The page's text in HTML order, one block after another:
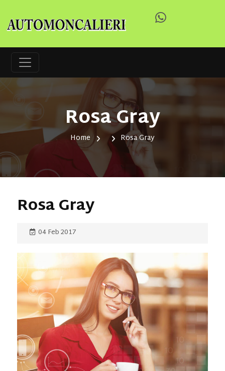
Rosa Gray
Home Rosa Gray
Rosa Gray
04 Feb 2017